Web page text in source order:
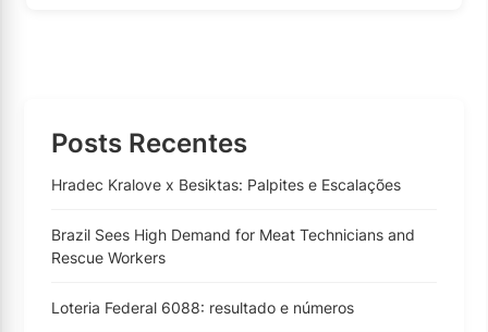
Posts Recentes
Hradec Kralove x Besiktas: Palpites e Escalações
Brazil Sees High Demand for Meat Technicians and
Rescue Workers
Loteria Federal 6088: resultado e números